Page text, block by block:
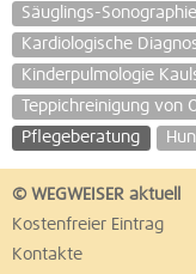
Säuglings-
Kardiologische
Kinderpulmologie
Teppichreinigung von
Pflegeberatung
© WEGWEISER aktuell
Kostenfreier Eintrag
Kontakte